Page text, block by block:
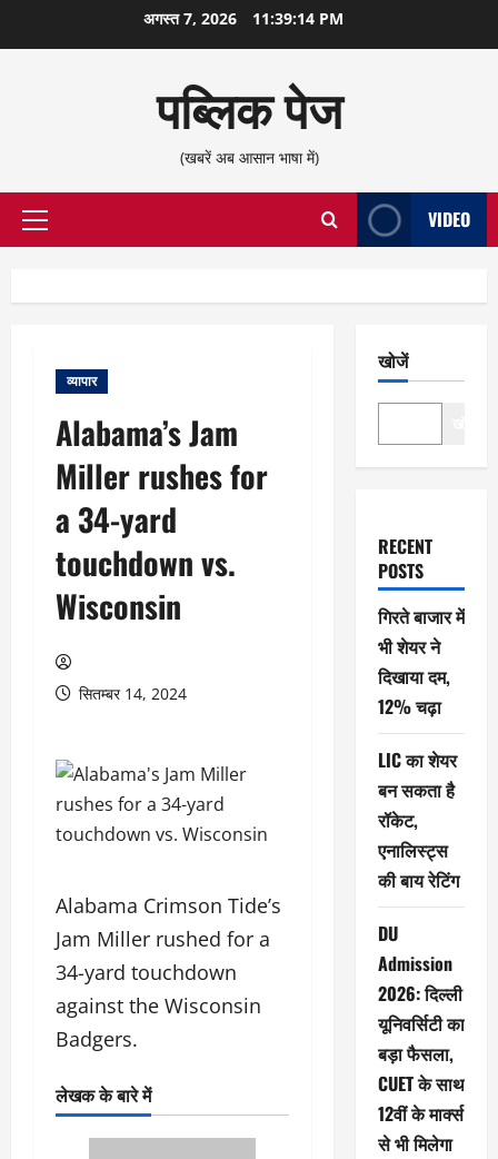
सामग्री
अगस्त 7, 2026 11:39:15 PM
पब्लिक पेज
(खबरें अब आसान भाषा में)
प्राथमिक
VIDEO
व्यापार
Alabama’s Jam
Miller rushes for
a 34-yard
touchdown vs.
Wisconsin
सितम्बर 14, 2024
Alabama Crimson Tide’s
Jam Miller rushed for a
34-yard touchdown
against the Wisconsin
Badgers.
लेखक के बारे में
खोजें
RECENT
POSTS
गिरते बाजार में
भी शेयर ने
दिखाया दम,
12% चढ़ा
LIC का शेयर
बन सकता है
रॉकेट,
एनालिस्ट्स
की बाय रेटिंग
DU
Admission
2026: दिल्ली
यूनिवर्सिटी का
बड़ा फैसला,
CUET के साथ
12वीं के मार्क्स
से भी मिलेगा